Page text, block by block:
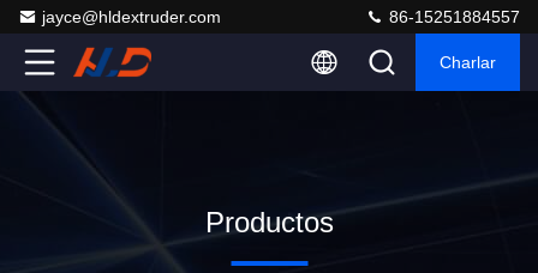
jayce@hldextruder.com 86-15251884557
Charlar
Productos